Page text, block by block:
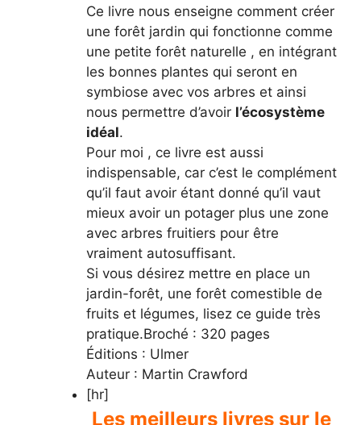
Ce livre nous enseigne comment créer
une forêt jardin qui fonctionne comme
une petite forêt naturelle , en intégrant
les bonnes plantes qui seront en
symbiose avec vos arbres et ainsi
nous permettre d’avoir l’écosystème
idéal.
Pour moi , ce livre est aussi
indispensable, car c’est le complément
qu’il faut avoir étant donné qu’il vaut
mieux avoir un potager plus une zone
avec arbres fruitiers pour être
vraiment autosuffisant.
Si vous désirez mettre en place un
jardin-forêt, une forêt comestible de
fruits et légumes, lisez ce guide très
pratique.Broché : 320 pages
Éditions : Ulmer
Auteur : Martin Crawford
[hr]
Les meilleurs livres sur le